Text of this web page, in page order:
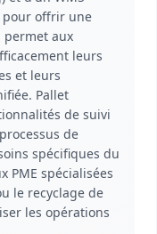
pour offrir une
permet aux
leurs
et leurs
Pallet
de suivi
de
spécifiques du
PME spécialisées
le recyclage de
les opérations